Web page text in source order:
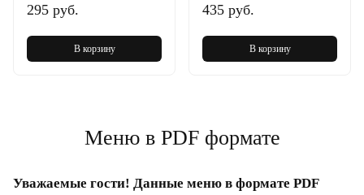
295 руб.
В корзину
435 руб.
В корзину
Меню в PDF формате
Уважаемые гости! Данные меню в формате PDF